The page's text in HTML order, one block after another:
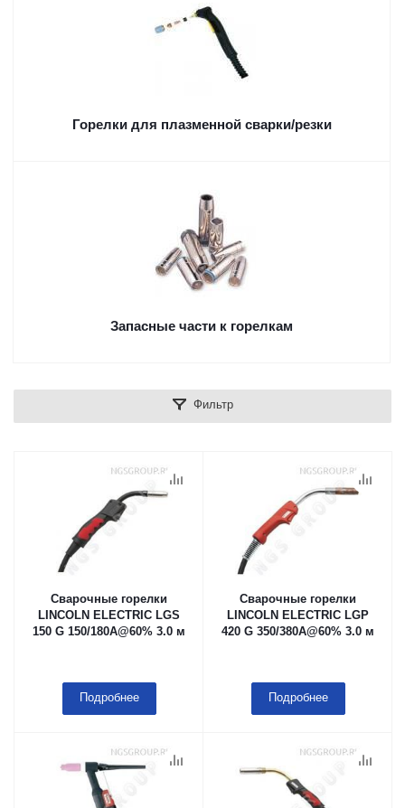
Горелки для плазменной сварки/резки
Запасные части к горелкам
Фильтр
Сварочные горелки
LINCOLN ELECTRIC LGS
150 G 150/180A@60% 3.0 м
Подробнее
Сварочные горелки
LINCOLN ELECTRIC LGP
420 G 350/380A@60% 3.0 м
Подробнее